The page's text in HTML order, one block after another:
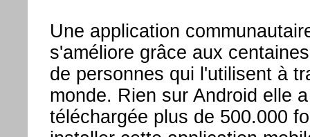
Une application
s'améliore grâce aux
de personnes qui l'utilisent à
monde. Rien sur Android elle
téléchargée plus de 500.000